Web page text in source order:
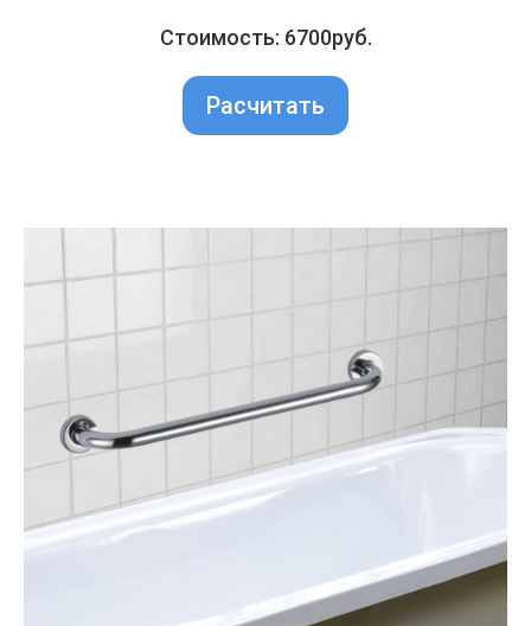
Стоимость: 6700руб.
Расчитать